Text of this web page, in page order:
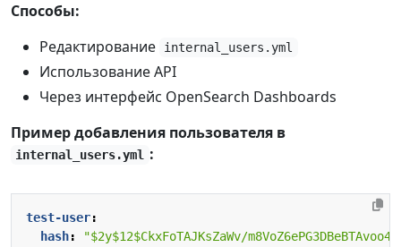
Способы:
Редактирование
internal_users.yml
Использование API
Через интерфейс OpenSearch Dashboards
Пример добавления пользователя в
internal_users.yml :
test-user:
hash:
"$2y$12$CkxFoTAJKsZaWv/